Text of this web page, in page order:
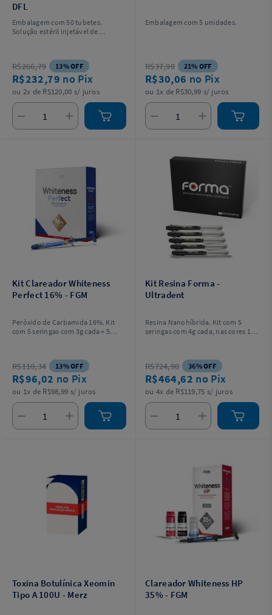
DFL
Embalagem com 50 tubetes.
Solução estéril injetável de
(5µg/ml), acondicionados em
carpules (tubetes) com 1,8ml cada.
R$266,79 13% OFF
R$232,79 no Pix
ou 2x de R$120,00 s/ juros
Embalagem com 5 unidades.
R$37,90 21% OFF
R$30,06 no Pix
ou 1x de R$30,99 s/ juros
Kit Clareador Whiteness
Perfect 16% - FGM
Peróxido de Carbamida 16%. Kit
com 5 seringas com 3g cada + 5
espessura para confecção das
moldeiras + 1 estojo para guardar
as moldeiras + Instruções para o
profissional e o paciente.
R$110,34 13% OFF
R$96,02 no Pix
ou 1x de R$98,99 s/ juros
Kit Resina Forma -
Ultradent
Resina Nanohíbrida. Kit com 5
seringas com 4g cada, nas cores 1
R$724,90 36% OFF
R$464,62 no Pix
ou 4x de R$119,75 s/ juros
Toxina Botulínica Xeomin
Tipo A 100U - Merz
Clareador Whiteness HP
35% - FGM